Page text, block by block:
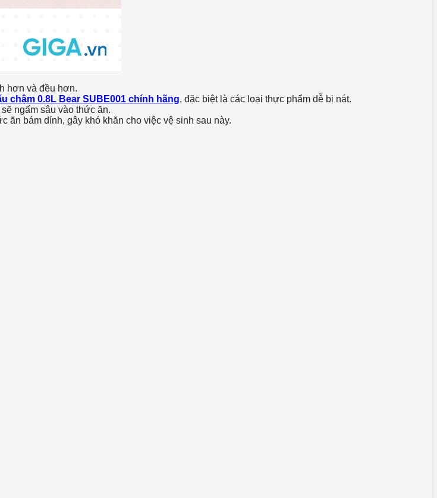
hơn và đều hơn.
chậm 0.8L Bear SUBE001 chính hãng, đặc biệt là các loại thực phẩm dễ bị nát.
ngấm sâu vào thức ăn.
ăn bám dính, gây khó khăn cho việc vệ sinh sau này.